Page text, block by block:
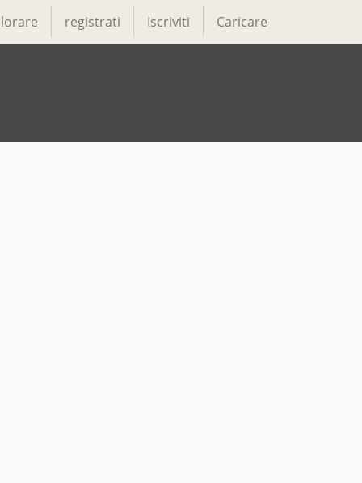
registrati Iscriviti Caricare